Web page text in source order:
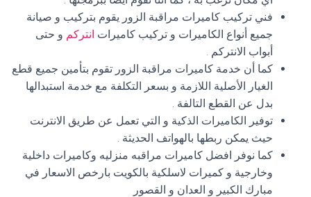
فني تركيب كاميرات مراقبة الزور يقوم بتركيب و صيانة
جميع أنواع الكاميرات و تركيب كاميرات انتركم و حتى
أبواب الانتركم .
كما أن خدمة كاميرات مراقبة الزور تقوم بتأمين جميع قطع
الغيار الأصلية اللازمة و بسعر التكلفة مع خدمة استبدالها
بدل عن القطع التالفة .
توفير الكاميرات الذكية و التي تعمل عن طريق الانترنت
حيث يمكن ربطها بالهواتف الحديثة .
كما نوفر افضل كاميرات مراقبه منزليه وكاميرات داخلية
وخارجية و كميرات لاسلكية بالكويت بارخص الاسعار في
مبارك الكبير و العدان و القصور